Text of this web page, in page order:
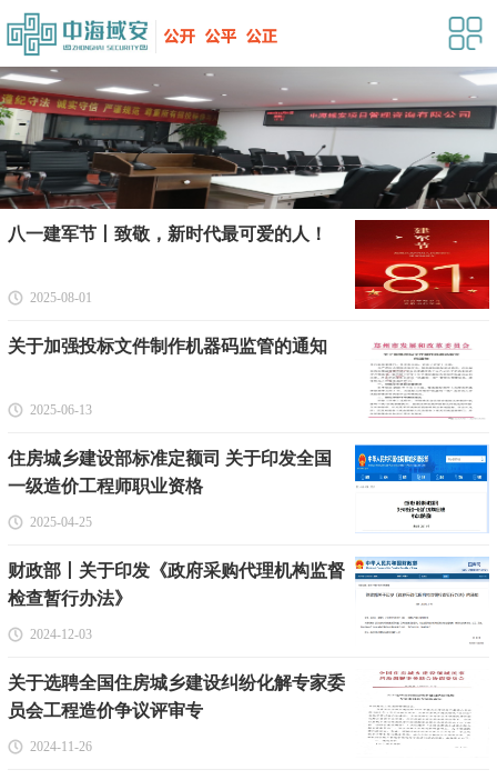
八一建军节丨致敬，新时代最可爱的人！
2025-08-01
关于加强投标文件制作机器码监管的通知
2025-06-13
住房城乡建设部标准定额司 关于印发全国
一级造价工程师职业资格
2025-04-25
财政部丨关于印发《政府采购代理机构监督
检查暂行办法》
2024-12-03
关于选聘全国住房城乡建设纠纷化解专家委
员会工程造价争议评审专
2024-11-26